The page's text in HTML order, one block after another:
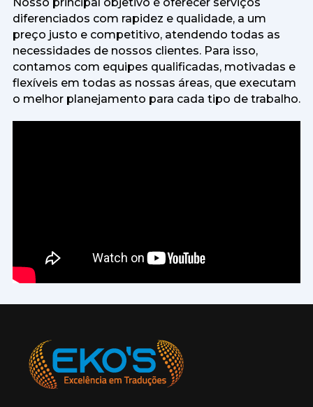
Nosso principal objetivo é oferecer serviços
diferenciados com rapidez e qualidade, a um
preço justo e competitivo, atendendo todas as
necessidades de nossos clientes. Para isso,
contamos com equipes qualificadas, motivadas e
flexíveis em todas as nossas áreas, que executam
o melhor planejamento para cada tipo de trabalho.